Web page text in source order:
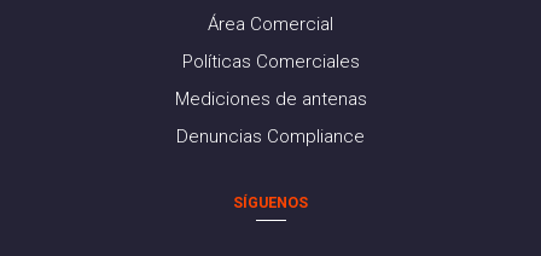
Área Comercial
Políticas Comerciales
Mediciones de antenas
Denuncias Compliance
SÍGUENOS